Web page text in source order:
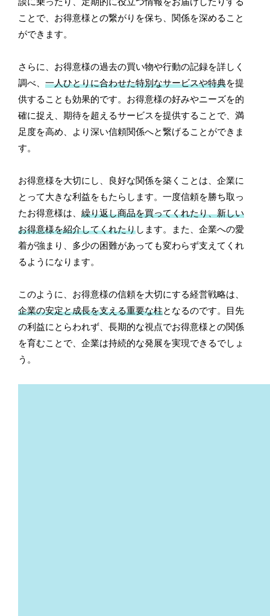
ことで、お得意様との繋がりを保ち、関係を深めること
ができます。
さらに、お得意様の過去の買い物や行動の記録を詳しく
調べ、一人ひとりに合わせた特別なサービスや特典を提
供することも効果的です。お得意様の好みやニーズを的
確に捉え、期待を超えるサービスを提供することで、満
足度を高め、より深い信頼関係へと繋げることができま
す。
お得意様を大切にし、良好な関係を築くことは、企業に
とって大きな利益をもたらします。一度信頼を勝ち取っ
たお得意様は、繰り返し商品を買ってくれたり、新しい
お得意様を紹介してくれたりします。また、企業への愛
着が強まり、多少の困難があっても変わらず支えてくれ
るようになります。
このように、お得意様の信頼を大切にする経営戦略は、
企業の安定と成長を支える重要な柱となるのです。目先
の利益にとらわれず、長期的な視点でお得意様との関係
を育むことで、企業は持続的な発展を実現できるでしょ
う。